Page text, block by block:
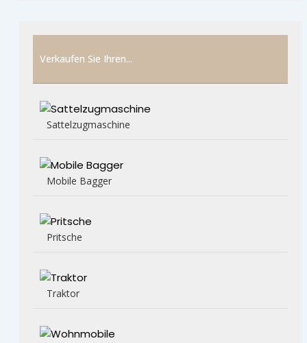
Verkaufen Sie Ihren...
Sattelzugmaschine
Mobile Bagger
Pritsche
Traktor